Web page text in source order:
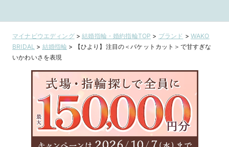
マイナビウエディング>結婚指輪・婚約指輪TOP > ブランド > WAKO
BRIDAL > 結婚指輪 >
【ひより】注目の＜バケットカット＞で甘すぎな
いかわいさを表現